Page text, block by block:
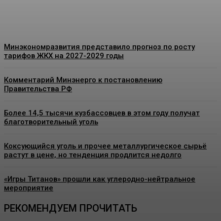
Минэкономразвития представило прогноз по росту
тарифов ЖКХ на 2027-2029 годы
Комментарий Минэнерго к постановлению
Правительства РФ
Более 14,5 тысячи кузбассовцев в этом году получат
благотворительный уголь
Коксующийся уголь и прочее металлургическое сырьё
растут в цене, но тенденция продлится недолго
«Игры Титанов» прошли как углеродно-нейтральное
мероприятие
РЕКОМЕНДУЕМ ПРОЧИТАТЬ